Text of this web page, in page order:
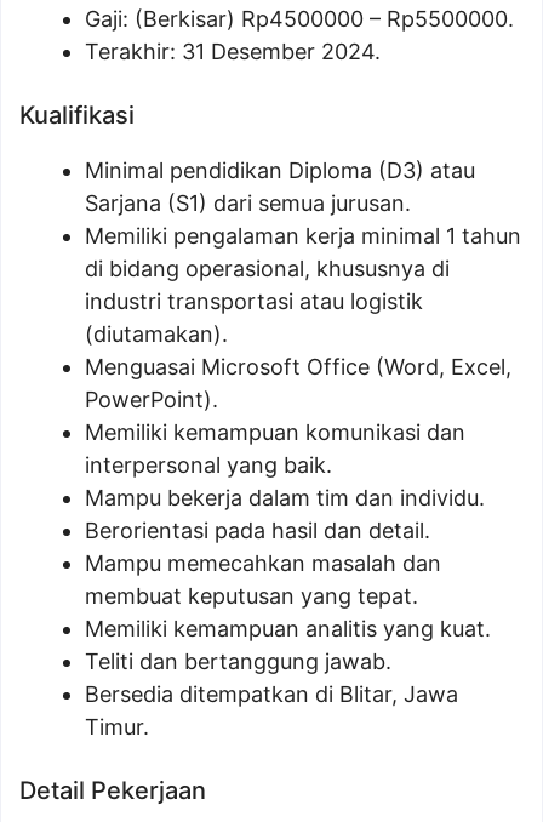
Gaji: (Berkisar) Rp4500000 – Rp5500000.
Terakhir: 31 Desember 2024.
Kualifikasi
Minimal pendidikan Diploma (D3) atau
Sarjana (S1) dari semua jurusan.
Memiliki pengalaman kerja minimal 1 tahun
di bidang operasional, khususnya di
industri transportasi atau logistik
(diutamakan).
Menguasai Microsoft Office (Word, Excel,
PowerPoint).
Memiliki kemampuan komunikasi dan
interpersonal yang baik.
Mampu bekerja dalam tim dan individu.
Berorientasi pada hasil dan detail.
Mampu memecahkan masalah dan
membuat keputusan yang tepat.
Memiliki kemampuan analitis yang kuat.
Teliti dan bertanggung jawab.
Bersedia ditempatkan di Blitar, Jawa
Timur.
Detail Pekerjaan